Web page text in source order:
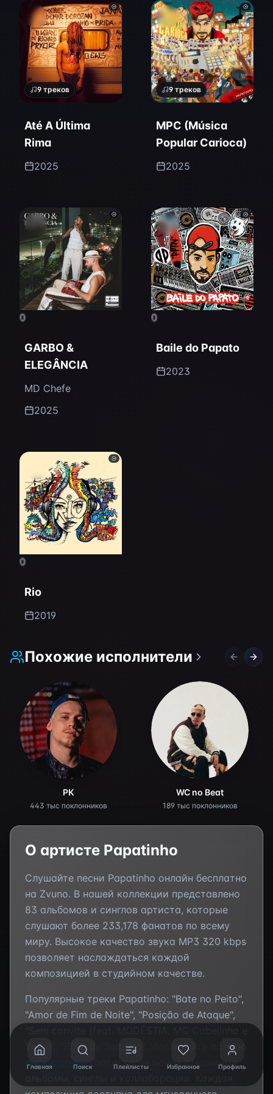
9 треков
Até A Última
Rima
2025
9 треков
MPC (Música
Popular Carioca)
2025
0
GARBO &
ELEGÂNCIA
MD Chefe
2025
0
Baile do Papato
2023
0
Rio
2019
Похожие исполнители Previous
PK
443 тыс поклонников
WC no Beat
189 тыс поклонников
О артисте Papatinho
Слушайте песни Papatinho онлайн бесплатно
на Zvuno. В нашей коллекции представлено
83 альбомов и синглов артиста, которые
слушают более 233,178 фанатов по всему
миру. Высокое качество звука MP3 320 kbps
позволяет наслаждаться каждой
композицией в студийном качестве.
Популярные треки Papatinho: "Bate no Peito",
"Amor de Fim de Noite", "Posição de Ataque",
Yoka)", "Final de Semana"
. Исследуйте полную
дискографиюартиста, включая студийные
Главная Поиск Плейлисты Избранное Профиль